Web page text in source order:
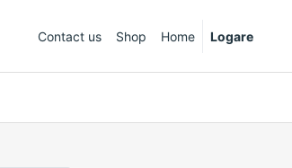
Contact us Shop Home Logare